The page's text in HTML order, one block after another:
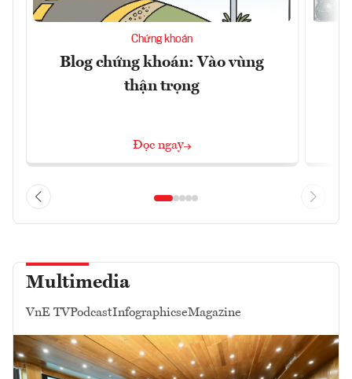
Chứng khoán
Blog chứng khoán: Vào vùng
thận trọng
Đọc ngay
Multimedia
VnE TVPodcastInfographicseMagazine